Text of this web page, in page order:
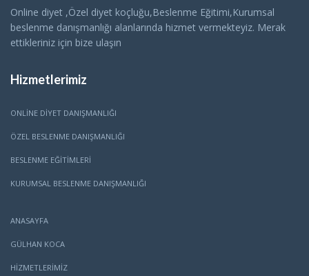
Online diyet ,Özel diyet koçluğu,Beslenme Eğitimi,Kurumsal
beslenme danışmanlığı alanlarında hizmet vermekteyiz. Merak
ettikleriniz için bize ulaşın
Hizmetlerimiz
ONLINE DIYET DANIŞMANLIĞI
ÖZEL BESLENME DANIŞMANLIĞI
BESLENME EĞITIMLERI
KURUMSAL BESLENME DANIŞMANLIĞI
ANASAYFA
GÜLHAN KOCA
HİZMETLERİMİZ